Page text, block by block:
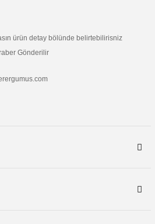
ürün detay bölünde belirtebilirisniz
Gönderilir